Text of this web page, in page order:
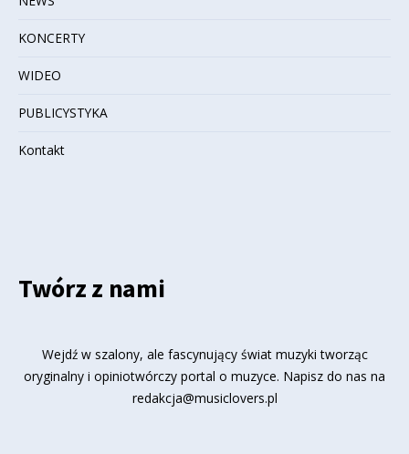
KONCERTY
WIDEO
PUBLICYSTYKA
Kontakt
Twórz z nami
Wejdź w szalony, ale fascynujący świat muzyki tworząc
oryginalny i opiniotwórczy portal o muzyce. Napisz do nas na
redakcja@musiclovers.pl